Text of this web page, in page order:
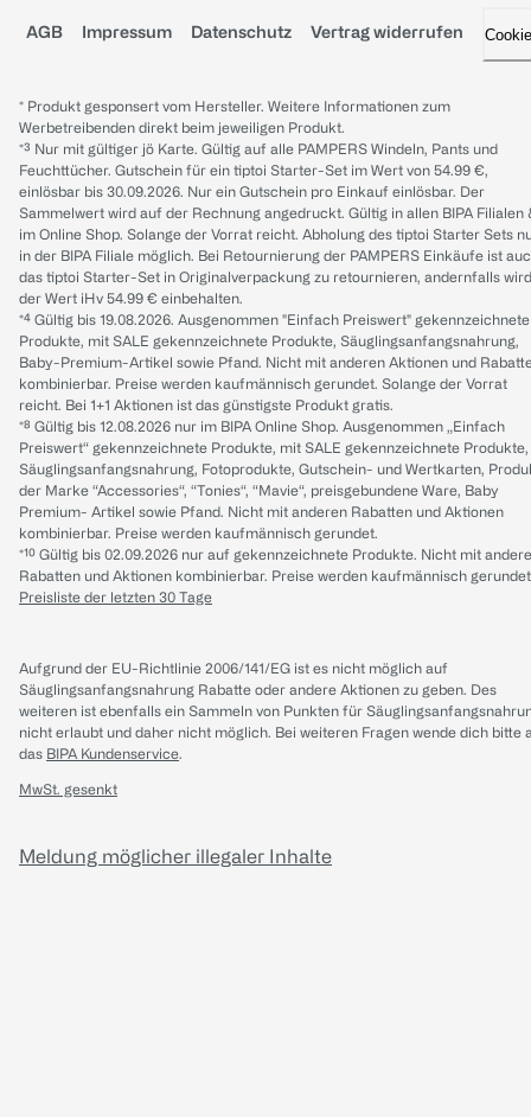
AGB Impressum Datenschutz Vertrag widerrufen
* Produkt gesponsert vom Hersteller. Weitere Informationen zum
Werbetreibenden direkt beim jeweiligen Produkt.
*³ Nur mit gültiger jö Karte. Gültig auf alle PAMPERS Windeln, Pants und
Feuchttücher. Gutschein für ein tiptoi Starter-Set im Wert von 54.99 €,
einlösbar bis 30.09.2026. Nur ein Gutschein pro Einkauf einlösbar. Der
Sammelwert wird auf der Rechnung angedruckt. Gültig in allen BIPA Filialen
im Online Shop. Solange der Vorrat reicht. Abholung des tiptoi Starter Sets
in der BIPA Filiale möglich. Bei Retournierung der PAMPERS Einkäufe ist
das tiptoi Starter-Set in Originalverpackung zu retournieren, andernfalls wird
der Wert iHv 54.99 € einbehalten.
*⁴ Gültig bis 19.08.2026. Ausgenommen "Einfach Preiswert" gekennzeichnete
Produkte, mit SALE gekennzeichnete Produkte, Säuglingsanfangsnahrung,
Baby-Premium-Artikel sowie Pfand. Nicht mit anderen Aktionen und
kombinierbar. Preise werden kaufmännisch gerundet. Solange der Vorrat
reicht. Bei 1+1 Aktionen ist das günstigste Produkt gratis.
*⁸ Gültig bis 12.08.2026 nur im BIPA Online Shop. Ausgenommen „Einfach
Preiswert“ gekennzeichnete Produkte, mit SALE gekennzeichnete Produkte,
Säuglingsanfangsnahrung, Fotoprodukte, Gutschein- und Wertkarten,
der Marke “Accessories“, “Tonies“, “Mavie“, preisgebundene Ware, Baby
Premium- Artikel sowie Pfand. Nicht mit anderen Rabatten und Aktionen
kombinierbar. Preise werden kaufmännisch gerundet.
*¹⁰ Gültig bis 02.09.2026 nur auf gekennzeichnete Produkte. Nicht mit
Rabatten und Aktionen kombinierbar. Preise werden kaufmännisch
Preisliste der letzten 30 Tage
Aufgrund der EU-Richtlinie 2006/141/EG ist es nicht möglich auf
Säuglingsanfangsnahrung Rabatte oder andere Aktionen zu geben. Des
weiteren ist ebenfalls ein Sammeln von Punkten für
nicht erlaubt und daher nicht möglich. Bei weiteren Fragen wende dich bitte
das BIPA Kundenservice.
MwSt. gesenkt
Meldung möglicher illegaler Inhalte